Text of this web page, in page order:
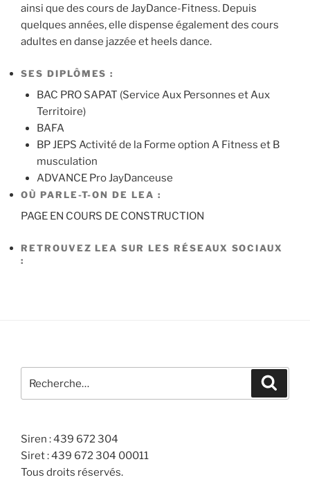
ainsi que des cours de JayDance-Fitness. Depuis
quelques années, elle dispense également des cours
adultes en danse jazzée et heels dance.
SES DIPLÔMES :
BAC PRO SAPAT (Service Aux Personnes et Aux
Territoire)
BAFA
BP JEPS Activité de la Forme option A Fitness et B
musculation
ADVANCE Pro JayDanceuse
OÙ PARLE-T-ON DE LEA :
PAGE EN COURS DE CONSTRUCTION
RETROUVEZ LEA SUR LES RÉSEAUX SOCIAUX
:
pour
Siren : 439 672 304
Siret : 439 672 304 00011
Tous droits réservés.